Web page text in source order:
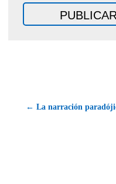
← La narración